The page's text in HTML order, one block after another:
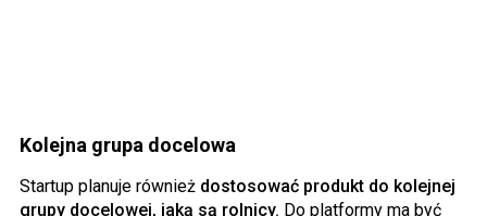
Kolejna grupa docelowa
Startup planuje również dostosować produkt do kolejnej
grupy docelowej, jaką są rolnicy. Do platformy ma być